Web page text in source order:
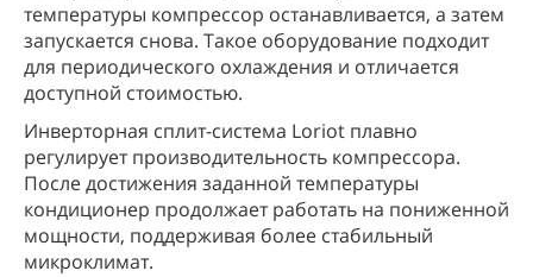
температуры компрессор останавливается, а затем
запускается снова. Такое оборудование подходит
для периодического охлаждения и отличается
доступной стоимостью.
Инверторная сплит-система Loriot плавно
регулирует производительность компрессора.
После достижения заданной температуры
кондиционер продолжает работать на пониженной
мощности, поддерживая более стабильный
микроклимат.